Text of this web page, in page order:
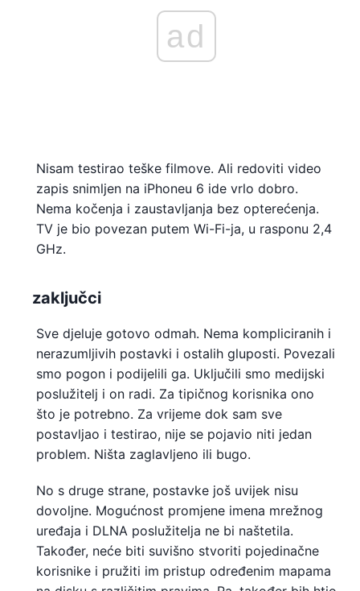
ad
Nisam testirao teške filmove. Ali redoviti video
zapis snimljen na iPhoneu 6 ide vrlo dobro.
Nema kočenja i zaustavljanja bez opterećenja.
TV je bio povezan putem Wi-Fi-ja, u rasponu 2,4
GHz.
zaključci
Sve djeluje gotovo odmah. Nema kompliciranih i
nerazumljivih postavki i ostalih gluposti. Povezali
smo pogon i podijelili ga. Uključili smo medijski
poslužitelj i on radi. Za tipičnog korisnika ono
što je potrebno. Za vrijeme dok sam sve
postavljao i testirao, nije se pojavio niti jedan
problem. Ništa zaglavljeno ili bugo.
No s druge strane, postavke još uvijek nisu
dovoljne. Mogućnost promjene imena mrežnog
uređaja i DLNA poslužitelja ne bi naštetila.
Također, neće biti suvišno stvoriti pojedinačne
korisnike i pružiti im pristup određenim mapama